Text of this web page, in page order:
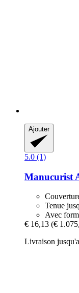
Ajouter
5.0 (1)
Manucurist
Tenue
Avec
€ 16,13 (€
Livraison